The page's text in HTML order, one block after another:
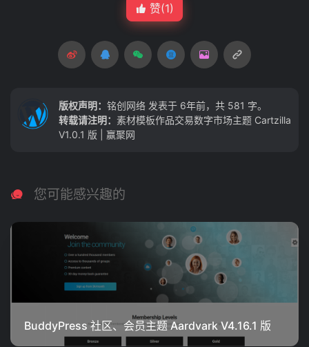
赞(1)
版权声明： 铭创网络 发表于 6年前，共 581 字。
转载请注明： 素材模板作品交易数字市场主题 Cartzilla
V1.0.1 版 | 赢聚网
您可能感兴趣的
BuddyPress 社区、会员主题 Aardvark V4.16.1 版